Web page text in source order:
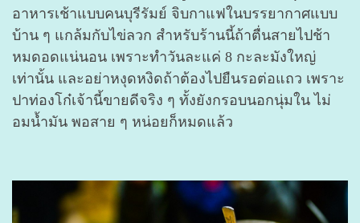
อาหารเช้าแบบคนบุรีรัมย์ จิบกาแฟในบรรยากาศแบบ
บ้าน ๆ แกล้มกับไข่ลวก สำหรับร้านนี้ถ้าตื่นสายไปช้า
หมดอดแน่นอน เพราะทำวันละแค่ 8 กะละมังใหญ่
เท่านั้น และอย่าหงุดหงิดถ้าต้องไปยืนรอต่อแถว เพราะ
ปาท่องโก๋เจ้านี้ขายดีจริง ๆ ทั้งยังกรอบนอกนุ่มใน ไม่
อมน้ำมัน พอสาย ๆ หน่อยก็หมดแล้ว